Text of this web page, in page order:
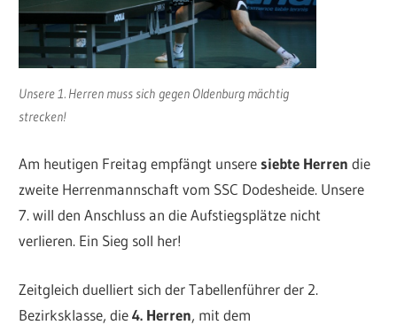
Unsere 1. Herren muss sich gegen Oldenburg mächtig
strecken!
Am heutigen Freitag empfängt unsere siebte Herren die
zweite Herrenmannschaft vom SSC Dodesheide. Unsere
7. will den Anschluss an die Aufstiegsplätze nicht
verlieren. Ein Sieg soll her!
Zeitgleich duelliert sich der Tabellenführer der 2.
Bezirksklasse, die4. Herren, mit dem